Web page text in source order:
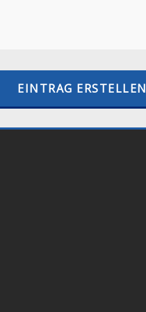
EINTRAG ERSTELLEN
byOnlineshop24